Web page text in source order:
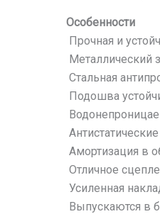
Особенности
Прочная и
Металлический
Стальная
Подошва
Амортизация в
Отличное
Усиленная
Выпускаются в